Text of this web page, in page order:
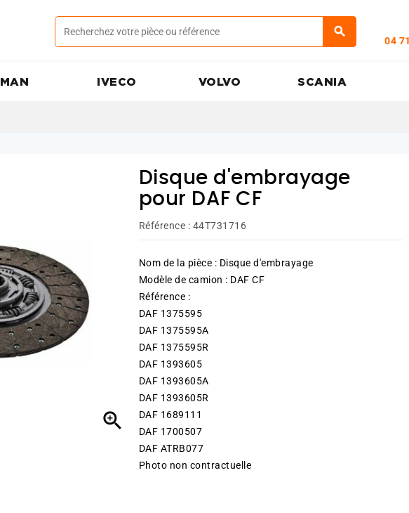
04
MAN IVECO VOLVO SCANIA

Disque d'embrayage
pour DAF CF
Référence : 44T731716
Nom de la pièce : Disque d'embrayage
Modèle de camion : DAF CF
Référence :
DAF 1375595
DAF 1375595A
DAF 1375595R
DAF 1393605
DAF 1393605A
DAF 1393605R
DAF 1689111
DAF 1700507
DAF ATRB077
Photo non contractuelle